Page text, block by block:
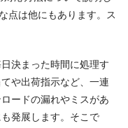
点は他にもあります。ス
決まった時間に処理す
や出荷指示など、一連
ードの漏れやミスがあ
発展します。そこで